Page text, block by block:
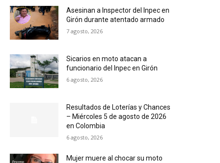
Asesinan a Inspector del Inpec en
Girón durante atentado armado
7 agosto, 2026
Sicarios en moto atacan a
funcionario del Inpec en Girón
6 agosto, 2026
Resultados de Loterías y Chances
– Miércoles 5 de agosto de 2026
en Colombia
6 agosto, 2026
Mujer muere al chocar su moto